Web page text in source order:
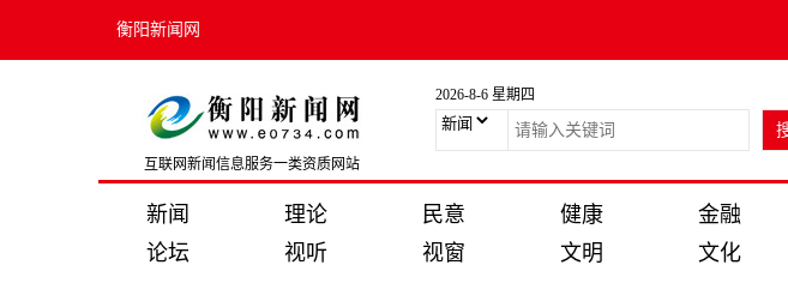
衡阳新闻网
互联网新闻信息服务一类资质网站
2026-8-6 星期四
新闻 理论 民意 健康 金融
论坛
视听 视窗 文明 文化